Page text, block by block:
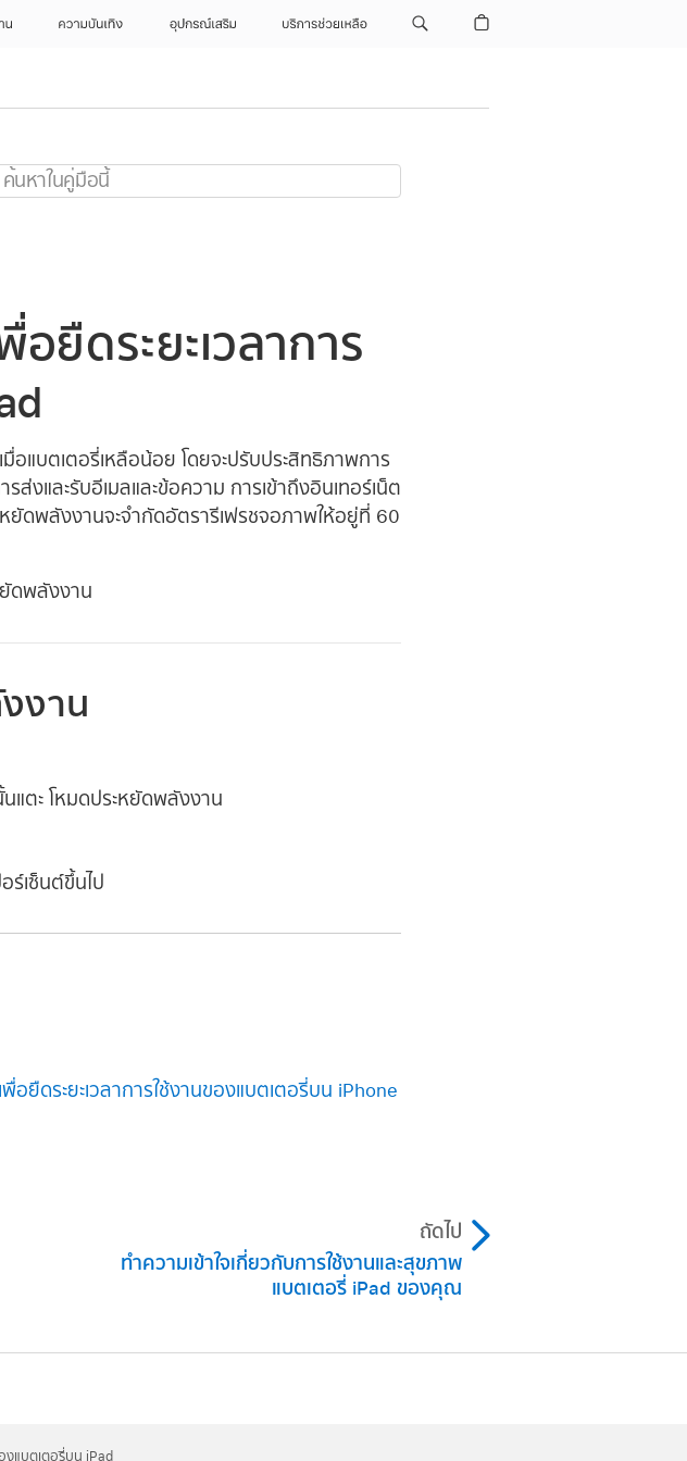
น ความบันเทิง อุปกรณ์เสริม บริการช่วยเหลือ
ยืดระยะเวลาการ
แบตเตอรี่เหลือน้อย โดยจะปรับประสิทธิภาพการ
ส่งและรับอีเมลและข้อความ การเข้าถึงอินเทอร์เน็ต
หยัดพลังงานจะจำกัดอัตรารีเฟรชจอภาพให้อยู่ที่ 60
ยัดพลังงาน
งาน
แตะ โหมดประหยัดพลังงาน
ร์เซ็นต์ขึ้นไป
ยืดระยะเวลาการใช้งานของแบตเตอรี่บน iPhone
ถัดไป
ทำความเข้าใจเกี่ยวกับการใช้งานและสุขภาพ
แบตเตอรี่ iPad ของคุณ
งแบตเตอรี่บน iPad